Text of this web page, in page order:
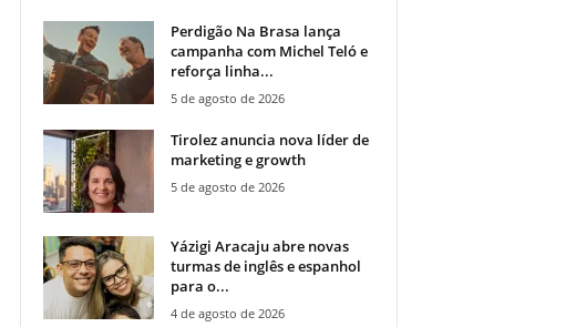
Perdigão Na Brasa lança
campanha com Michel Teló e
reforça linha...
5 de agosto de 2026
Tirolez anuncia nova líder de
marketing e growth
5 de agosto de 2026
Yázigi Aracaju abre novas
turmas de inglês e espanhol
para o...
4 de agosto de 2026